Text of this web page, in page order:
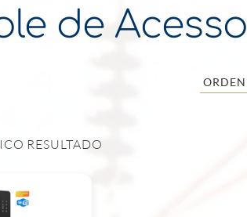
de Acesso
RESULTADO